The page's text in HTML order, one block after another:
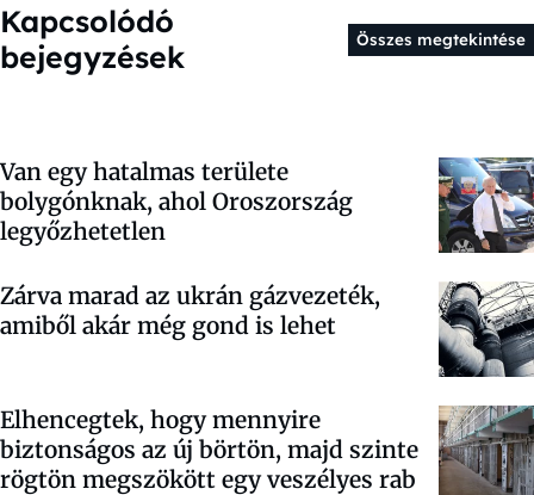
Kapcsolódó
bejegyzések
Összes megtekintése
Van egy hatalmas területe
bolygónknak, ahol Oroszország
legyőzhetetlen
Zárva marad az ukrán gázvezeték,
amiből akár még gond is lehet
Elhencegtek, hogy mennyire
biztonságos az új börtön, majd szinte
rögtön megszökött egy veszélyes rab